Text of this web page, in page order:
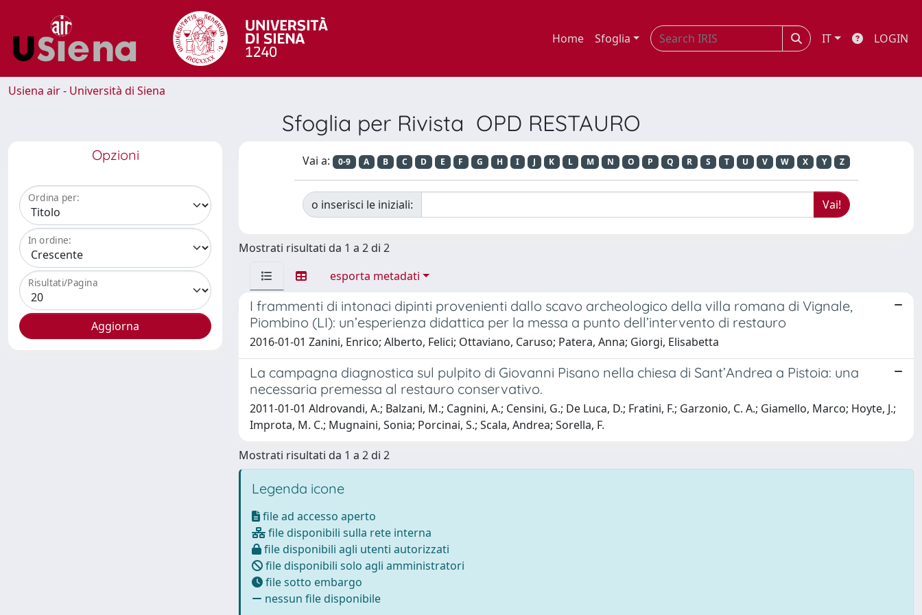
Home Sfoglia IT LOGIN
Usiena air - Università di Siena
Sfoglia per Rivista OPD RESTAURO
Opzioni
Ordina per:
In ordine:
Risultati/Pagina
Vai a: 0-9 A B C D E F G H I J K L M N O P Q R S T U V W X Y Z
o inserisci le iniziali:
Mostrati risultati da 1 a 2 di 2
esporta metadati
I frammenti di intonaci dipinti provenienti dallo scavo archeologico della villa romana di Vignale,
Piombino (LI): un’esperienza didattica per la messa a punto dell’intervento di restauro
2016-01-01 Zanini, Enrico; Alberto, Felici; Ottaviano, Caruso; Patera, Anna; Giorgi, Elisabetta
La campagna diagnostica sul pulpito di Giovanni Pisano nella chiesa di Sant’Andrea a Pistoia: una
necessaria premessa al restauro conservativo.
2011-01-01 Aldrovandi, A.; Balzani, M.; Cagnini, A.; Censini, G.; De Luca, D.; Fratini, F.; Garzonio, C. A.; Giamello, Marco; Hoyte, J.;
Improta, M. C.; Mugnaini, Sonia; Porcinai, S.; Scala, Andrea; Sorella, F.
Mostrati risultati da 1 a 2 di 2
Legenda icone
file ad accesso aperto
file disponibili sulla rete interna
file disponibili agli utenti autorizzati
file disponibili solo agli amministratori
file sotto embargo
nessun file disponibile